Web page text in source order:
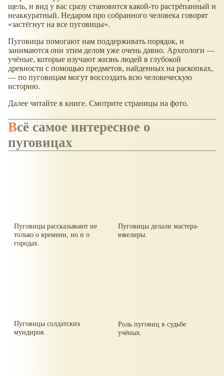
щель, и вид у вас сразу становится какой-то растрёпанный и
неаккуратный. Недаром про собранного человека говорят
«застёгнут на все пуговицы».
Пуговицы помогают нам поддерживать порядок, и
занимаются они этим делом уже очень давно. Археологи —
учёные, которые изучают жизнь людей в глубокой
древности с помощью предметов, найденных на раскопках,
— по пуговицам могут воссоздать всю человеческую
историю.
Далее читайте в книге. Смотрите страницы на фото.
Всё самое интересное о
пуговицах
Пуговицы рассказывают не
только о времени, но и о
городах.
Пуговицы делали мастера-
ювелиры.
Пуговицы солдатских
мундиров.
Роль пуговиц в судьбе
учёных.